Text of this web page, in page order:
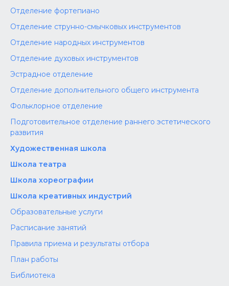
Отделение фортепиано
Отделение струнно-смычковых инструментов
Отделение народных инструментов
Отделение духовых инструментов
Эстрадное отделение
Отделение дополнительного общего инструмента
Фольклорное отделение
Подготовительное отделение раннего эстетического
развития
Художественная школа
Школа‌‌‌‌ театра
Школа хореографии
Школа креативных индустрий
Образовательные услуги
Расписание занятий
Правила приема и результаты отбора
План работы
Библиотека